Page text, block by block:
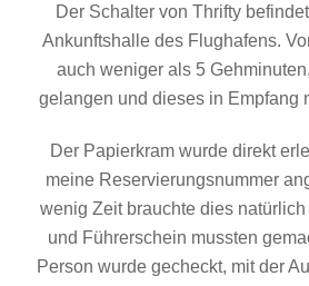
Der Schalter von Thrifty
Ankunftshalle des Flughafens.
auch weniger als 5
gelangen und dieses in Empfang
Der Papierkram wurde direkt
meine Reservierungsnummer
wenig Zeit brauchte dies
und Führerschein mussten
Person wurde gecheckt, mit der